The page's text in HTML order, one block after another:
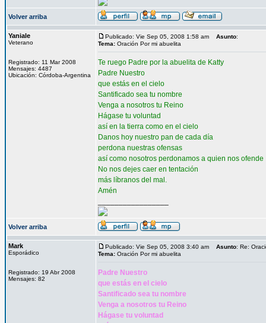
Volver arriba
Yaniale
Veterano
Registrado: 11 Mar 2008
Mensajes: 4487
Ubicación: Córdoba-Argentina
Publicado: Vie Sep 05, 2008 1:58 am Asunto:
Tema: Oración Por mi abuelita
Te ruego Padre por la abuelita de Katty
Padre Nuestro
que estás en el cielo
Santificado sea tu nombre
Venga a nosotros tu Reino
Hágase tu voluntad
así en la tierra como en el cielo
Danos hoy nuestro pan de cada día
perdona nuestras ofensas
así como nosotros perdonamos a quien nos ofende
No nos dejes caer en tentación
más líbranos del mal.
Amén
Volver arriba
Mark
Esporádico
Registrado: 19 Abr 2008
Mensajes: 82
Publicado: Vie Sep 05, 2008 3:40 am Asunto: Re:
Tema: Oración Por mi abuelita
Padre Nuestro
que estás en el cielo
Santificado sea tu nombre
Venga a nosotros tu Reino
Hágase tu voluntad